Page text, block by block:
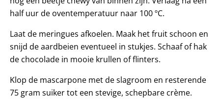
half uur de oventemperatuur naar 100 ºC.
Laat de meringues afkoelen. Maak het fruit schoon en
snijd de aardbeien eventueel in stukjes. Schaaf of hak
de chocolade in mooie krullen of flinters.
Klop de mascarpone met de slagroom en resterende
75 gram suiker tot een stevige, schepbare crème.